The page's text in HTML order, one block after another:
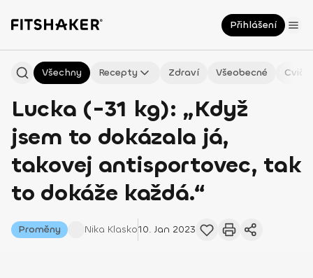
Přihlášení
Všechny Recepty Zdraví Všeobecné
Lucka (-31 kg): „Když
jsem to dokázala já,
takovej antisportovec, tak
to dokáže každá.“
Proměny Nika Klasko10. Jan 2023